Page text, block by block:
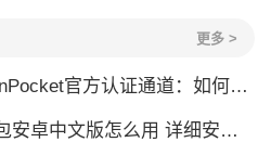
更多 >
官方认证通道：如何找到真正的官方渠道
卓中文版怎么用 详细安装教程